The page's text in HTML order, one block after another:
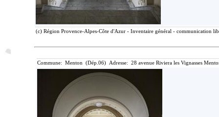
(c) Région Provence-Alpes-Côte d'Azur - Inventaire général - communication
Commune: Menton (Dép.06) Adresse: 28 avenue Riviera les Vignasses